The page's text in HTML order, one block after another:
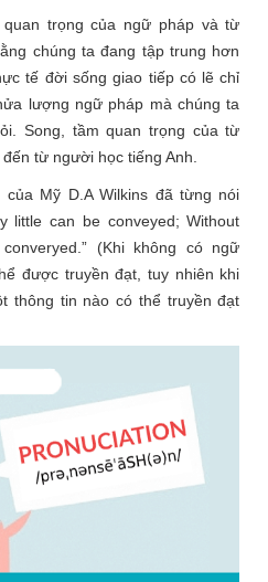
trọng của ngữ pháp và từ
chúng ta đang tập trung hơn
tế đời sống giao tiếp có lẽ chỉ
lượng ngữ pháp mà chúng ta
Song, tầm quan trọng của từ
từ người học tiếng Anh.
Mỹ D.A Wilkins đã từng nói
little can be conveyed; Without
(Khi không có ngữ
được truyền đạt, tuy nhiên khi
thông tin nào có thể truyền đạt